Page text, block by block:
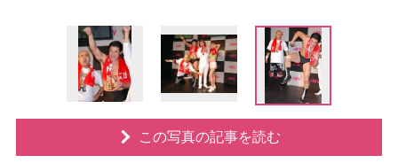
この写真の記事を読む